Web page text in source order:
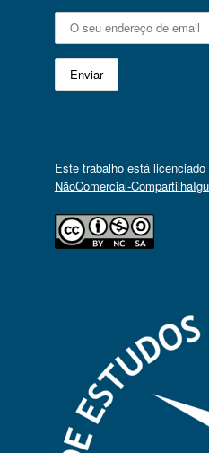
Este trabalho está
NãoComercial-